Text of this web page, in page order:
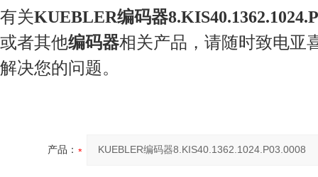
有关KUEBLER编码器
或者其他编码器相关产品，请随时致电亚
解决您的问题。
产品：